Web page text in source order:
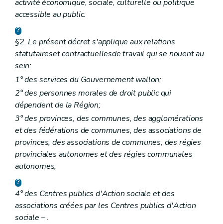
activité économique, sociale, culturelle ou politique
accessible au public.
§2. Le présent décret s'applique aux relations
statutaireset contractuellesde travail qui se nouent au
sein:
1° des services du Gouvernement wallon;
2° des personnes morales de droit public qui
dépendent de la Région;
3° des provinces, des communes, des agglomérations
et des fédérations de communes, des associations de
provinces, des associations de communes, des régies
provinciales autonomes et des régies communales
autonomes;
4° des Centres publics d'Action sociale et des
associations créées par les Centres publics d'Action
sociale – .